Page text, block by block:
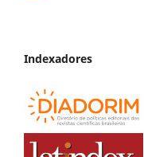
Indexadores